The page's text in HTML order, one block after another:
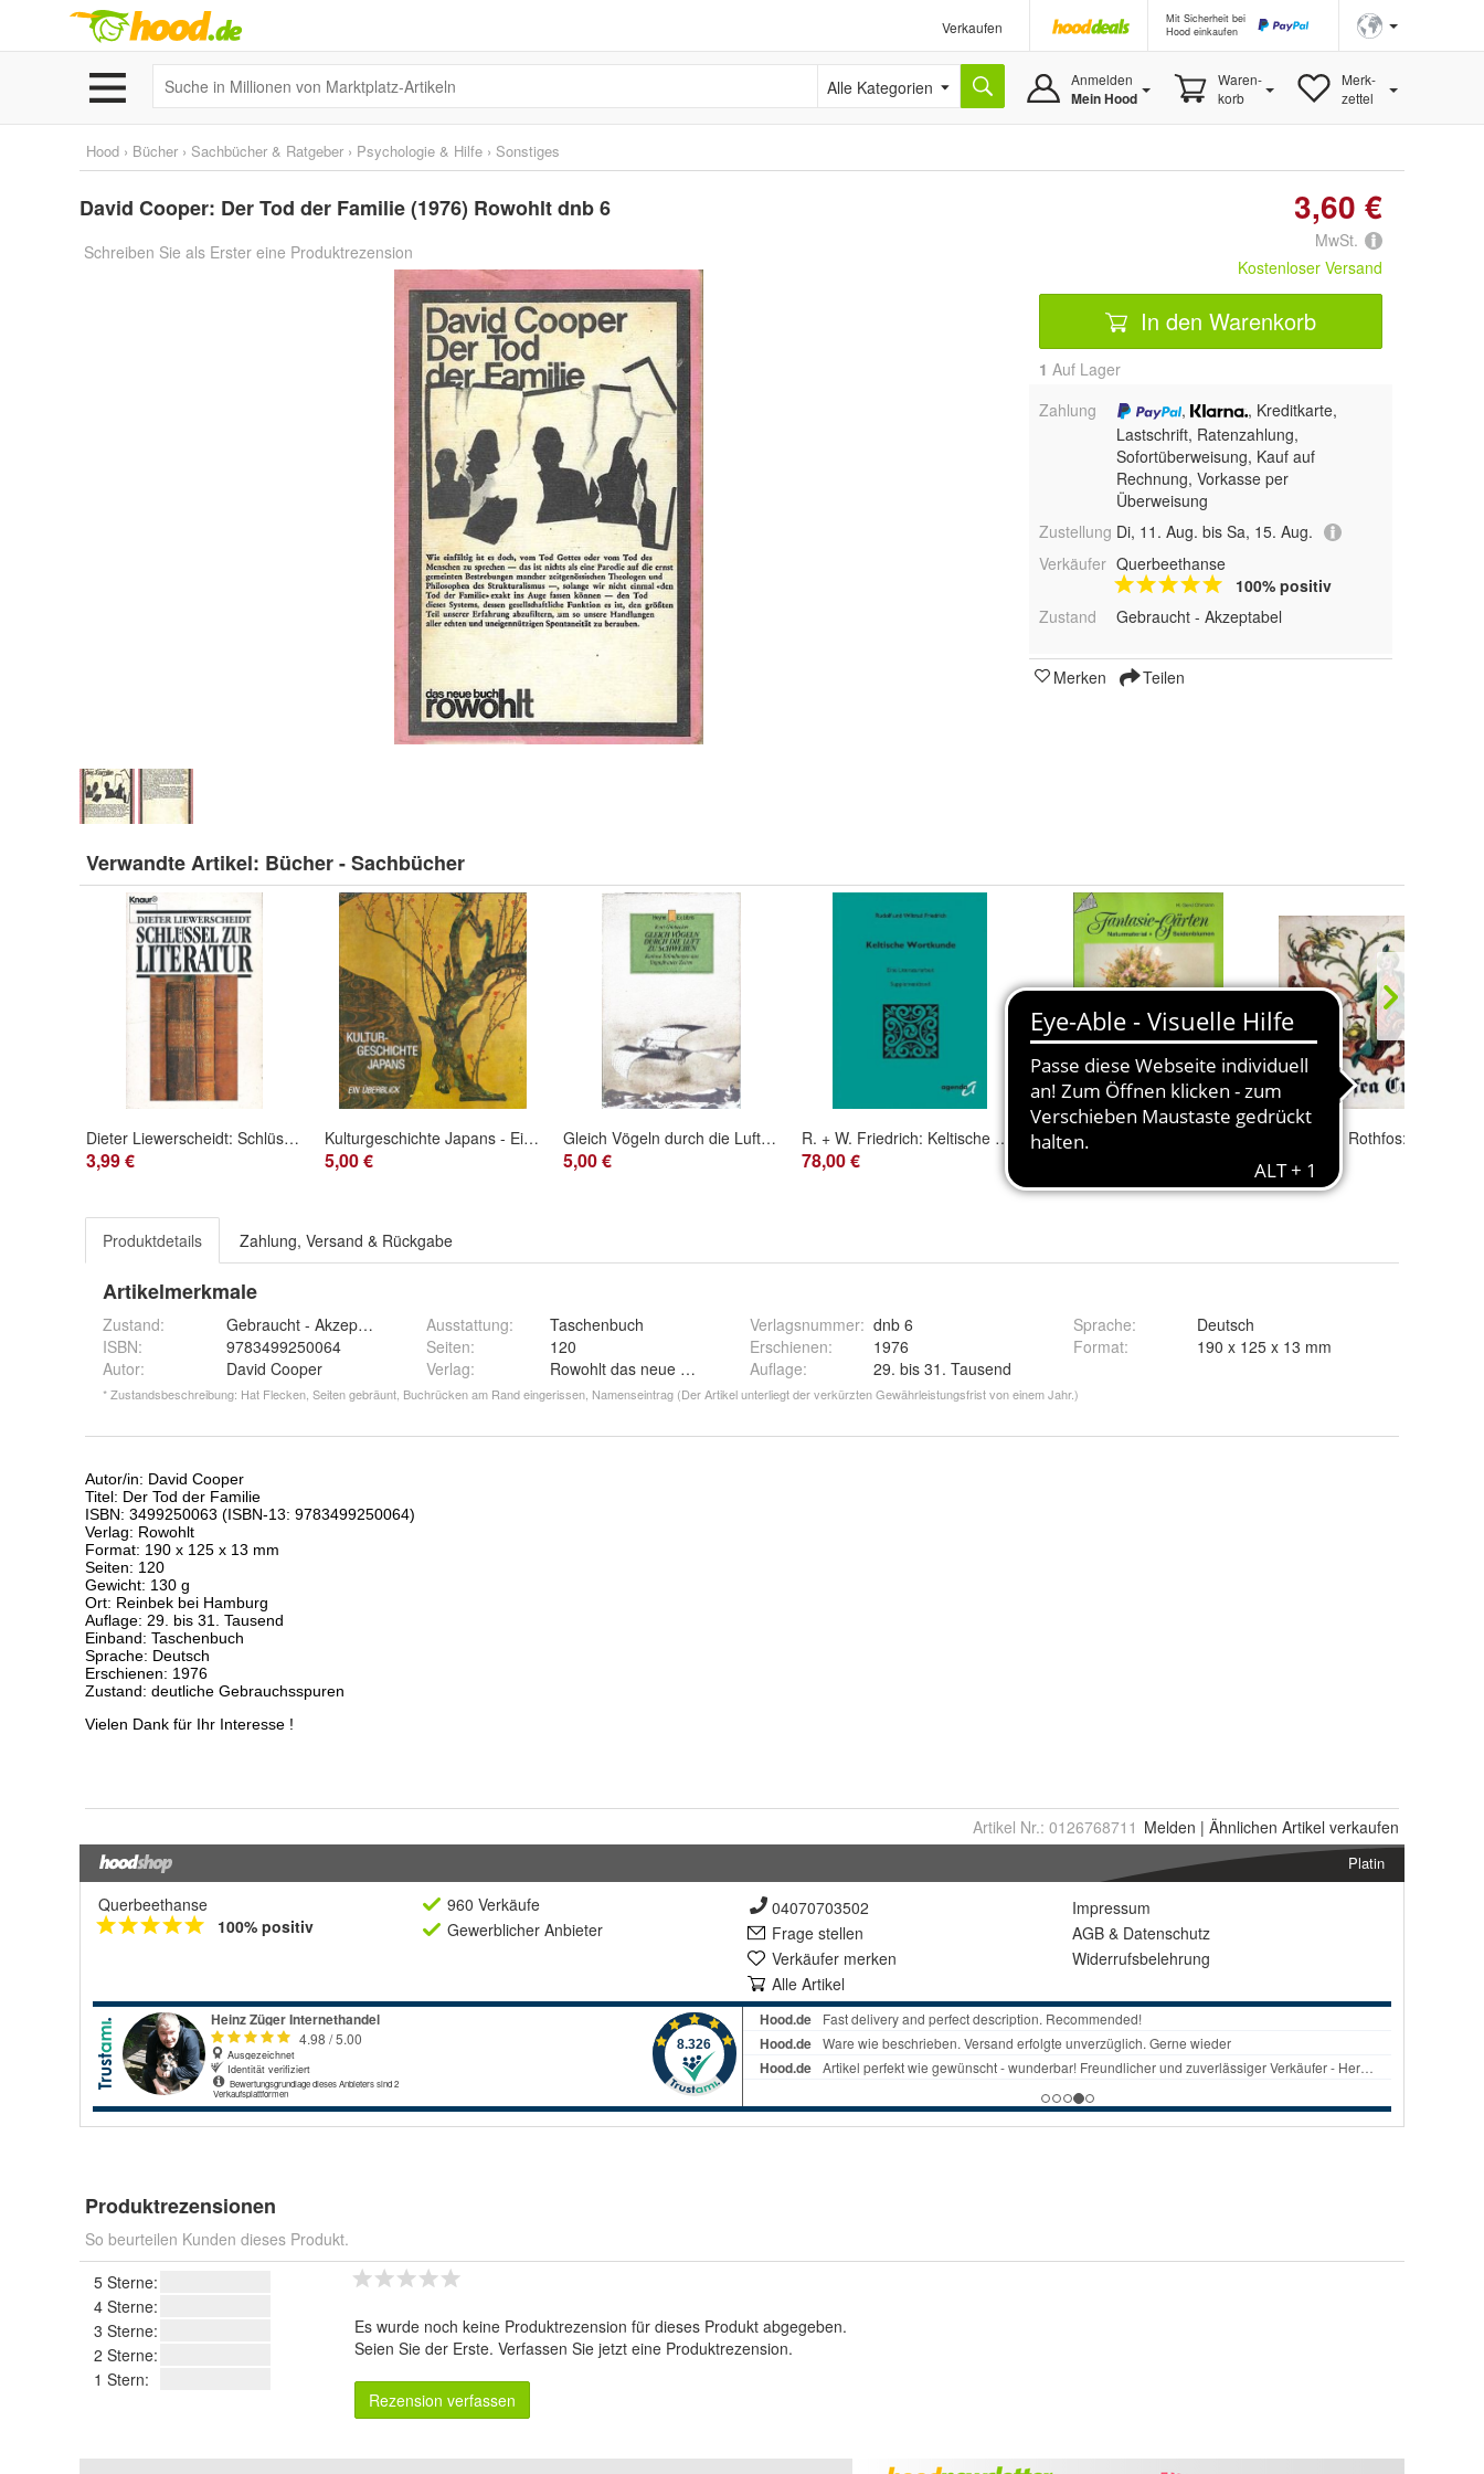
Verkaufen
Mit Sicherheit bei
Hood einkaufen
Alle Kategorien Anmelden
Mein Hood
Waren-
korb
Merk-
zettel
Hood › Bücher › Sachbücher & Ratgeber › Psychologie & Hilfe › Sonstiges
David Cooper: Der Tod der Familie (1976) Rowohlt dnb 6
Schreiben Sie als Erster eine Produktrezension
3,60 €
MwSt.
Kostenloser Versand
In den Warenkorb
1 Auf Lager
Zahlung
,
, Kreditkarte,
Lastschrift, Ratenzahlung,
Sofortüberweisung, Kauf auf
Rechnung, Vorkasse per
Überweisung
Zustellung Di, 11. Aug. bis Sa, 15. Aug.
Verkäufer Querbeethanse
100% positiv
Zustand
Gebraucht - Akzeptabel
Merken Teilen
Verwandte Artikel: Bücher - Sachbücher
Dieter Liewerscheidt: Schlüssel zur Literatur (1990) Droemer Knaur 7867
3,99 €
Kulturgeschichte Japans - Ein Überblick (1973)
5,00 €
Gleich Vögeln durch die Luft zu schweben - kuriose Erfindungen aus Urgrossvaters Zeit
5,00 €
R. + W. Friedrich: Keltische Wortkunde - Eine Literaturarbeit - Supplementband (2012)
78,00 € 14,00 €
Produktdetails Zahlung, Versand & Rückgabe
Artikelmerkmale
Zustand:
Gebraucht - Akzeptabel*
ISBN:
9783499250064
Autor: David Cooper
Ausstattung:
Taschenbuch
Seiten:
120
Verlag: Rowohlt das neue Buch
Verlagsnummer: dnb 6
Erschienen:
1976
Auflage: 29. bis 31. Tausend
Sprache:
Deutsch
Format: 190 x 125 x 13 mm
* Zustandsbeschreibung: Hat Flecken, Seiten gebräunt, Buchrücken am Rand eingerissen, Namenseintrag (Der Artikel unterliegt der verkürzten Gewährleistungsfrist von einem Jahr.)
Artikel Nr.: 0126768711 Melden | Ähnlichen Artikel verkaufen
Platin
Querbeethanse
100% positiv
960 Verkäufe
Gewerblicher Anbieter
04070703502
Frage stellen
Verkäufer merken
Alle Artikel
Impressum
AGB & Datenschutz
Widerrufsbelehrung
Produktrezensionen
So beurteilen Kunden dieses Produkt.
5 Sterne:
4 Sterne:
3 Sterne:
2 Sterne:
1 Stern:
Es wurde noch keine Produktrezension für dieses Produkt abgegeben.
Seien Sie der Erste. Verfassen Sie jetzt eine Produktrezension.
Rezension verfassen